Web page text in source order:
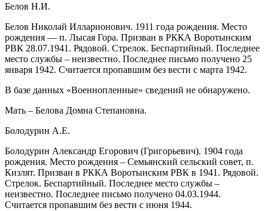
Белов Н.И.
Белов Николай Илларионович. 1911 года рождения. Место
рождения — п. Лысая Гора. Призван в РККА Воротынским
РВК 28.07.1941. Рядовой. Стрелок. Беспартийный. Последнее
место службы – неизвестно. Последнее письмо получено 25
января 1942. Считается пропавшим без вести с марта 1942.
В базе данных «Военнопленные» сведений не обнаружено.
Мать – Белова Домна Степановна.
Болодурин А.Е.
Болодурин Александр Егорович (Григорьевич). 1904 года
рождения. Место рождения – Семьянский сельский совет, п.
Кизлят. Призван в РККА Воротынским РВК в 1941. Рядовой.
Стрелок. Беспартийный. Последнее место службы –
неизвестно. Последнее письмо получено 04.03.1944.
Считается пропавшим без вести с июня 1944.